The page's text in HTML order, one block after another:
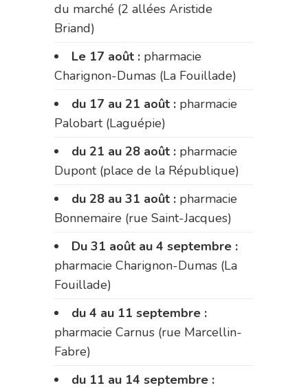
du marché (2 allées Aristide
Briand)
Le 17 août : pharmacie
Charignon-Dumas (La Fouillade)
du 17 au 21 août : pharmacie
Palobart (Laguépie)
du 21 au 28 août : pharmacie
Dupont (place de la République)
du 28 au 31 août : pharmacie
Bonnemaire (rue Saint-Jacques)
Du 31 août au 4 septembre :
pharmacie Charignon-Dumas (La
Fouillade)
du 4 au 11 septembre :
pharmacie Carnus (rue Marcellin-
Fabre)
du 11 au 14 septembre :